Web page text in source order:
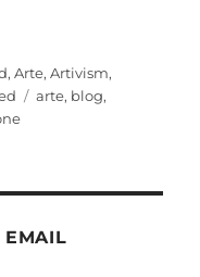
chi e…perchè?”
,Arte,Artivism,
Tags
arte, blog,
EMAIL